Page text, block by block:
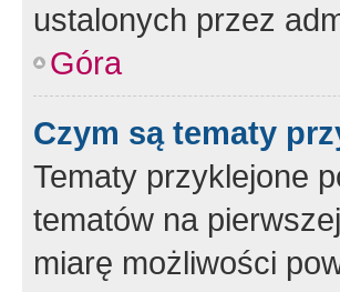
ustalonych przez
Góra
Czym są tematy
Tematy przyklejone
tematów na
miarę możliwości